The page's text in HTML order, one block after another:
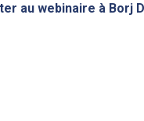
au webinaire à Borj